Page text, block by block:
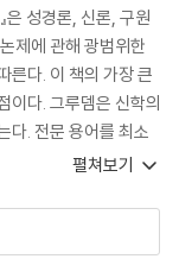
은 성경론, 신론, 구원
제에 관해 광범위한
른다. 이 책의 가장 큰
이다. 그루뎀은 신학의
다. 전문 용어를 최소
점 등을 포함시켜 모
그는 이 개정증보판에
몇몇 어려운 주제에
펼쳐보기